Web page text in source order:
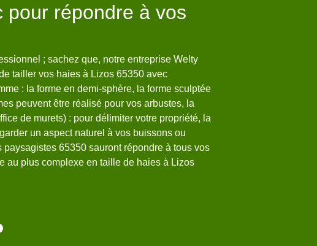
pour répondre à vos
; sachez que, notre entreprise Welty
tailler vos haies à Lizos 65350 avec
: la forme en demi-sphère, la forme sculptée
peuvent être réalisé pour vos arbustes, la
de murets) : pour délimiter votre propriété, la
un aspect naturel à vos buissons ou
paysagistes 65350 sauront répondre à tous vos
au plus complexe en taille de haies à Lizos